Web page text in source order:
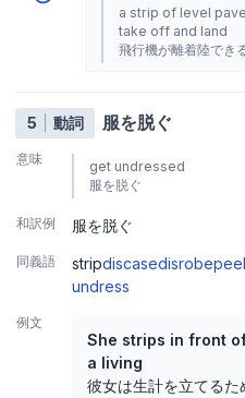
a strip of level
take off and land
飛行機が離着陸でき
5 動詞 服を脱ぐ
意味
get undressed
服を脱ぐ
和訳例 服を脱ぐ
同義語 stripdiscasedisrobepeel
undress
例文
She strips in front
a living
彼女は生計を立てる